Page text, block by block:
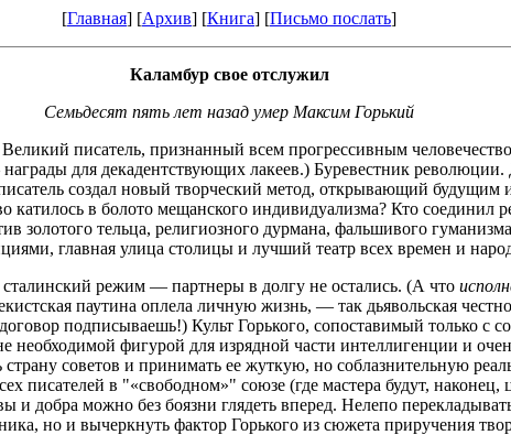
[Главная] [Архив] [Книга] [Письмо послать]
Каламбур свое отслужил
Семьдесят пять лет назад умер Максим Горький
писатель, признанный всем прогрессивным
для декадентствующих лакеев.) Буревестник
создал новый творческий метод, открывающий будущим
катилось в болото мещанского индивидуализма? Кто
тельца, религиозного дурмана, фальшивого
главная улица столицы и лучший театр всех времен и
режим — партнеры в долгу не остались. (А что
паутина оплела личную жизнь, — так дьявольская
подписываешь!) Культ Горького, сопоставимый только с
необходимой фигурой для изрядной части интеллигенции и
советов и принимать ее жуткую, но соблазнительную
писателей в "«свободном»" союзе (где мастера будут,
добра можно без боязни глядеть вперед. Нелепо
но и вычеркнуть фактор Горького из сюжета приручения